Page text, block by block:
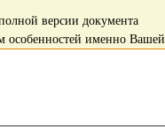
версии документа
особенностей именно